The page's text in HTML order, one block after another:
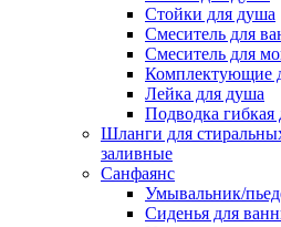
Стойки для душа
Смеситель для
Смеситель для
Комплектующие
Лейка для душа
Подводка гибкая
Шланги для
заливные
Санфаянс
Умывальник/
Сиденья для